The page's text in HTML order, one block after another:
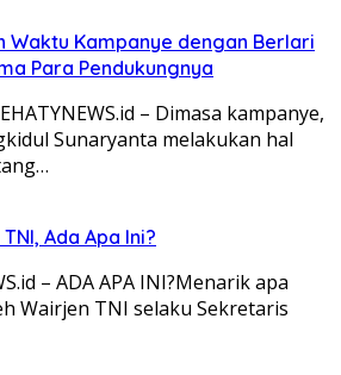
Waktu Kampanye dengan Berlari
Para Pendukungnya
– Dimasa kampanye,
Sunaryanta melakukan hal
Ada Apa Ini?
– ADA APA INI?Menarik apa
Wairjen TNI selaku Sekretaris